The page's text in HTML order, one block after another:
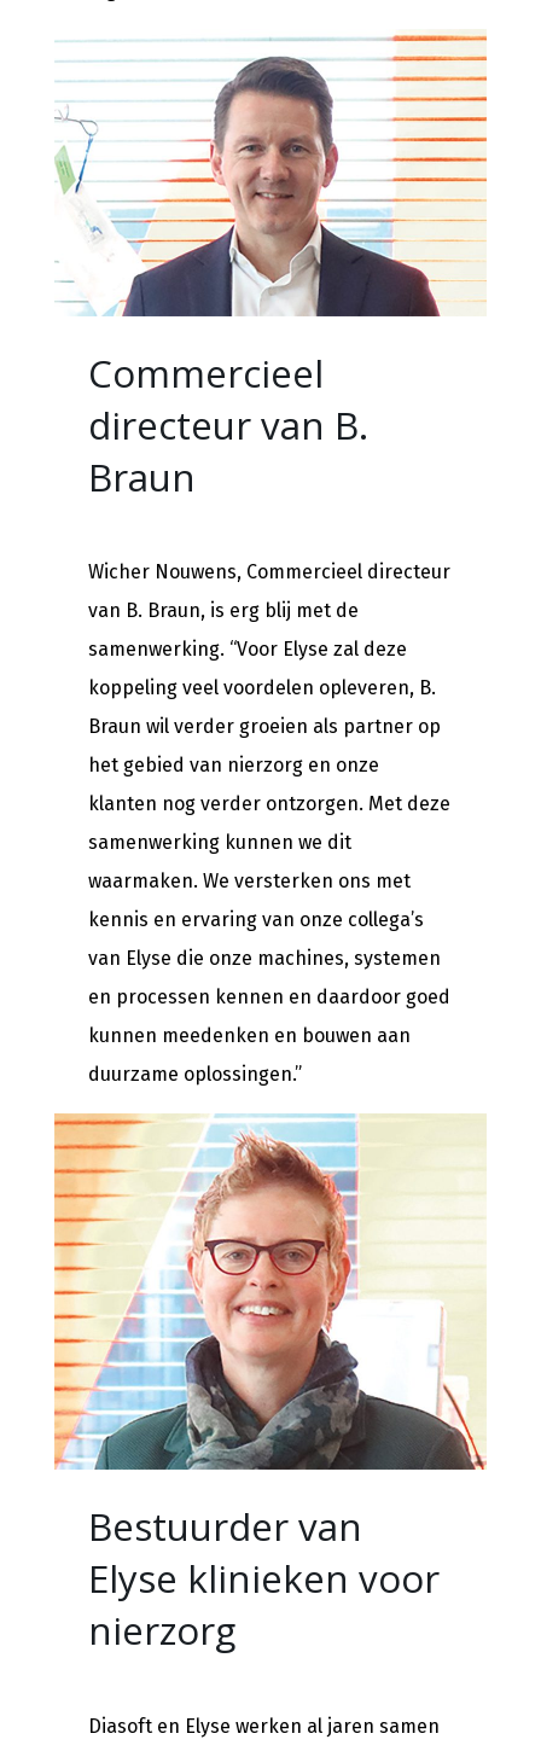
Commercieel
directeur van B.
Braun
Wicher Nouwens, Commercieel directeur
van B. Braun, is erg blij met de
samenwerking. “Voor Elyse zal deze
koppeling veel voordelen opleveren, B.
Braun wil verder groeien als partner op
het gebied van nierzorg en onze
klanten nog verder ontzorgen. Met deze
samenwerking kunnen we dit
waarmaken. We versterken ons met
kennis en ervaring van onze collega’s
van Elyse die onze machines, systemen
en processen kennen en daardoor goed
kunnen meedenken en bouwen aan
duurzame oplossingen.”
Bestuurder van
Elyse klinieken voor
nierzorg
Diasoft en Elyse werken al jaren samen